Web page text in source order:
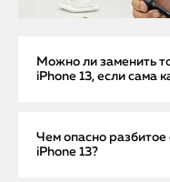
Можно ли заменить
iPhone 13, если сама
Да, в большинстве
защитного стекла
матрица, автофокус)
Чем опасно
iPhone 13?